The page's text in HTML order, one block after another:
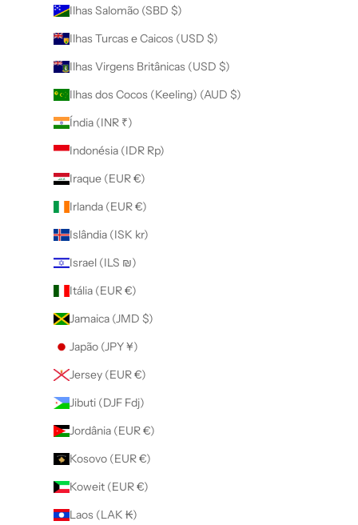
Ilhas Salomão (SBD $)
Ilhas Turcas e Caicos (USD $)
Ilhas Virgens Britânicas (USD $)
Ilhas dos Cocos (Keeling) (AUD $)
Índia (INR ₹)
Indonésia (IDR Rp)
Iraque (EUR €)
Irlanda (EUR €)
Islândia (ISK kr)
Israel (ILS ₪)
Itália (EUR €)
Jamaica (JMD $)
Japão (JPY ¥)
Jersey (EUR €)
Jibuti (DJF Fdj)
Jordânia (EUR €)
Kosovo (EUR €)
Koweit (EUR €)
Laos (LAK ₭)